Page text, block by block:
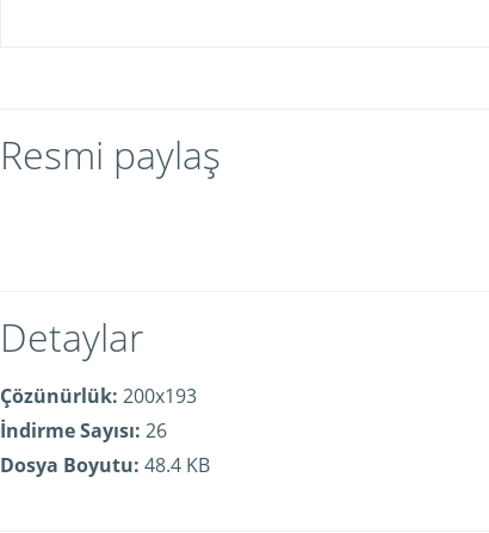
Resmi paylaş
Detaylar
Çözünürlük: 200x193
İndirme Sayısı: 26
Dosya Boyutu: 48.4 KB